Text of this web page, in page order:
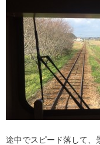
途中でスピード落して、